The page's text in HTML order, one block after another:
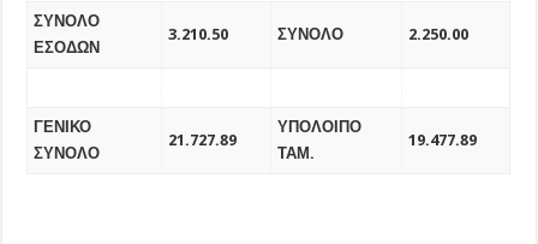
ΣΥΝΟΛΟ
ΕΣΟΔΩΝ
3.210.50 ΣΥΝΟΛΟ 2.250.00
ΓΕΝΙΚΟ
ΣΥΝΟΛΟ
21.727.89
ΥΠΟΛΟΙΠΟ
ΤΑΜ.
1 9.477.89